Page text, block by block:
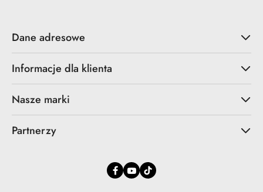
Dane adresowe
Informacje dla klienta
Nasze marki
Partnerzy